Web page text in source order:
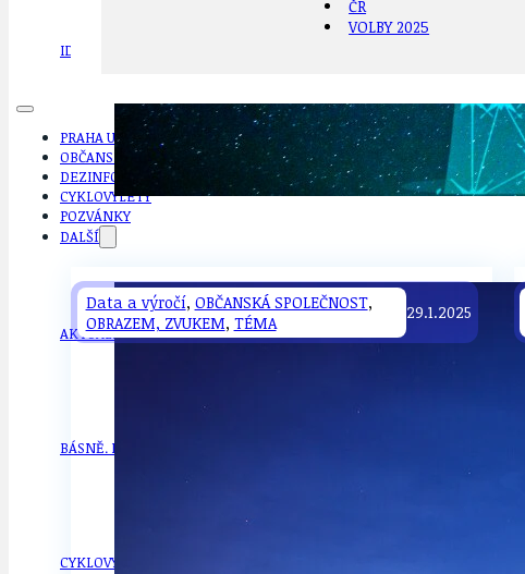
IDEAL LUX
PRAHA UDRŽITELNÁ
OBČANSKÁ SPOLEČNOST
DEZINFORMACE
CYKLOVÝLETY
POZVÁNKY
DALŠÍ
AKTUALITY
BÁSNĚ. FEJETONY. SATIRA
CYKLOVÝLETY
JEDNOU VĚTOU
ČR
VOLBY 2025
Data a výročí, OBČANSKÁ SPOLEČNOST,
OBRAZEM, ZVUKEM, TÉMA 29.1.2025